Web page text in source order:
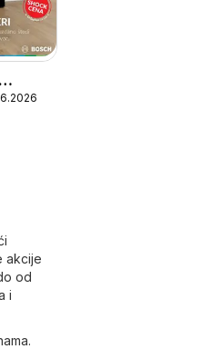
akcije
od
i